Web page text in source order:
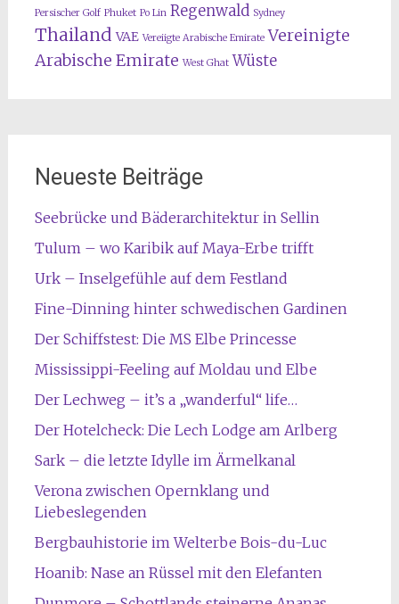
Persischer Golf Phuket Po Lin Regenwald Sydney
Thailand VAE Vereiigte Arabische Emirate Vereinigte
Arabische Emirate West Ghat Wüste
Neueste Beiträge
Seebrücke und Bäderarchitektur in Sellin
Tulum – wo Karibik auf Maya-Erbe trifft
Urk – Inselgefühle auf dem Festland
Fine-Dinning hinter schwedischen Gardinen
Der Schiffstest: Die MS Elbe Princesse
Mississippi-Feeling auf Moldau und Elbe
Der Lechweg – it’s a „wanderful“ life…
Der Hotelcheck: Die Lech Lodge am Arlberg
Sark – die letzte Idylle im Ärmelkanal
Verona zwischen Opernklang und
Liebeslegenden
Bergbauhistorie im Welterbe Bois-du-Luc
Hoanib: Nase an Rüssel mit den Elefanten